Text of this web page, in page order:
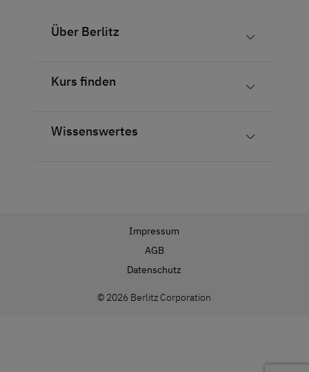
Über Berlitz
Kurs finden
Wissenswertes
© 2026 Berlitz Corporation
Impressum
AGB
Datenschutz